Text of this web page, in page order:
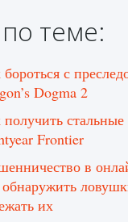
существ из степей
Ava
1 164 0
теме:
с
Dogma 2
Frontier
в
обнаружить
их